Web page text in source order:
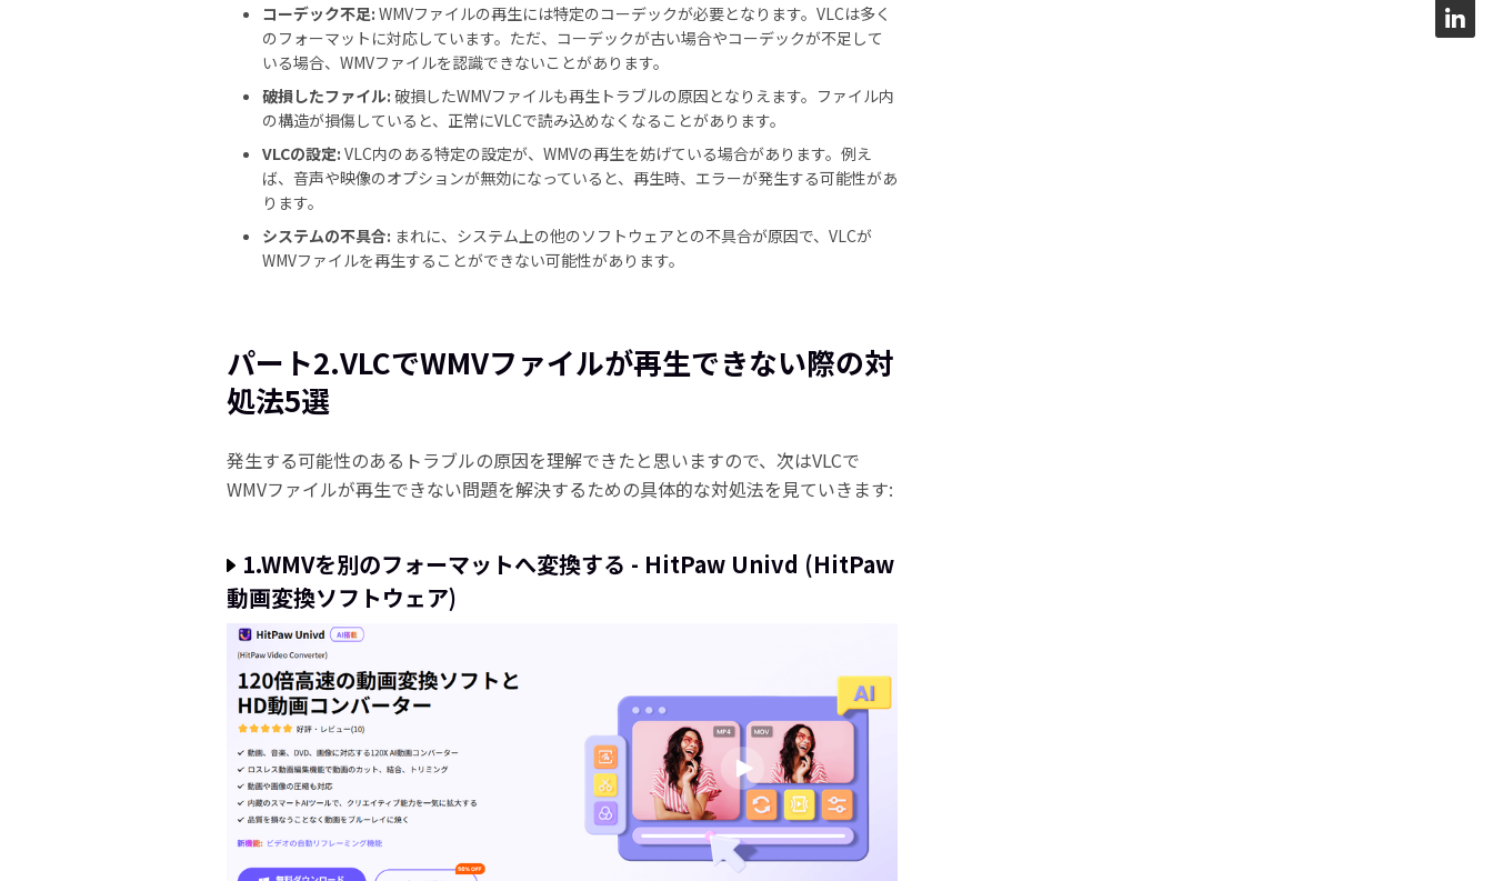
コーデック不足: WMVファイルの再生には特定のコーデックが必要となります。VLCは多く
のフォーマットに対応しています。ただ、コーデックが古い場合やコーデックが不足して
いる場合、WMVファイルを認識できないことがあります。
破損したファイル: 破損したWMVファイルも再生トラブルの原因となりえます。ファイル内
の構造が損傷していると、正常にVLCで読み込めなくなることがあります。
VLCの設定: VLC内のある特定の設定が、WMVの再生を妨げている場合があります。例え
ば、音声や映像のオプションが無効になっていると、再生時、エラーが発生する可能性があ
ります。
システムの不具合: まれに、システム上の他のソフトウェアとの不具合が原因で、VLCが
WMVファイルを再生することができない可能性があります。
パート2.VLCでWMVファイルが再生できない際の対
処法5選
発生する可能性のあるトラブルの原因を理解できたと思いますので、次はVLCで
WMVファイルが再生できない問題を解決するための具体的な対処法を見ていきます:
1.WMVを別のフォーマットへ変換する - HitPaw Univd (HitPaw
動画変換ソフトウェア)